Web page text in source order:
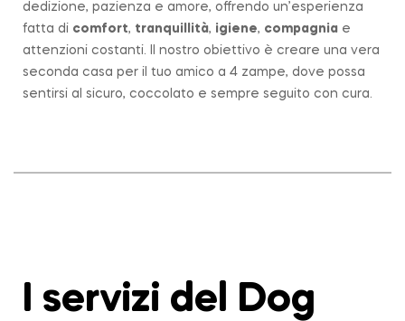
dedizione, pazienza e amore, offrendo un’esperienza
fatta di comfort, tranquillità, igiene, compagnia e
attenzioni costanti. Il nostro obiettivo è creare una vera
seconda casa per il tuo amico a 4 zampe, dove possa
sentirsi al sicuro, coccolato e sempre seguito con cura.
I servizi del Dog